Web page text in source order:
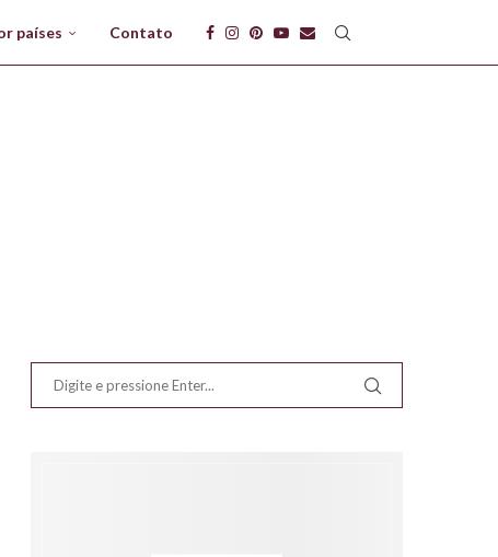
países Contato